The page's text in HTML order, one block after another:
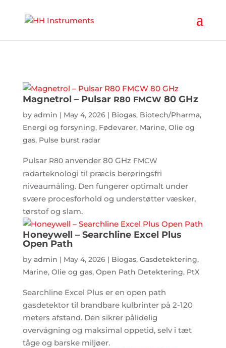
Magnetrol – Pulsar R80 FMCW 80 GHz
by admin | May 4, 2026| Biogas, Biotech/Pharma,
Energi og forsyning, Fødevarer, Marine, Olie og
gas, Pulse burst radar
Pulsar R80anvender 80 GHz FMCW
radarteknologi til præcis berøringsfri
niveaumåling. Den fungerer optimalt under
svære procesforhold og understøtter væsker,
tørstof og slam.
Honeywell – Searchline Excel Plus
Open Path
by admin | May 4, 2026| Biogas, Gasdetektering,
Marine, Olie og gas, Open Path Detektering, PtX
Searchline Excel Plus er en open path
gasdetektor til brandbare kulbrinter på 2-120
meters afstand. Den sikrer pålidelig
overvågning og maksimal oppetid, selv i tæt
tåge og barske miljøer.